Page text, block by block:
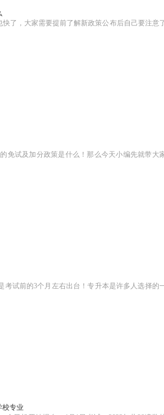
了，大家需要提前了解新政策公布后自己要注意
免试及加分政策是什么！那么今天小编先就带大
试前的3个月左右出台！专升本是许多人选择的
校专业